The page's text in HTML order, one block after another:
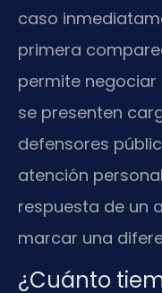
caso
primera
permite
se presenten
defensores
atención
respuesta de un
marcar una
¿Cuánto